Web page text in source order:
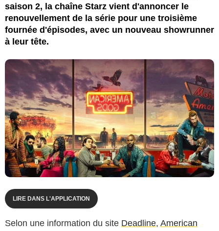
saison 2, la chaîne Starz vient d'annoncer le
renouvellement de la série pour une troisième
fournée d'épisodes, avec un nouveau showrunner
à leur tête.
LIRE DANS L'APPLICATION
Selon une information du site Deadline, American